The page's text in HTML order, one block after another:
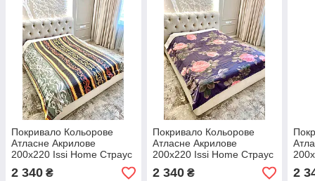
Покривало Кольорове
Атласне Акрилове
200x220 Issi Home Страус
Туреччина
2 340 ₴
Покривало Кольорове
Атласне Акрилове
200x220 Issi Home Страус
Туреччина
2 340₴ 2